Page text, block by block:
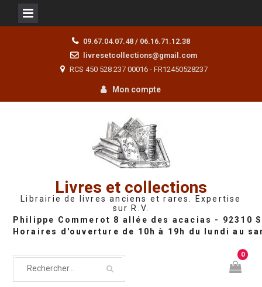
09.67.04.07.48 / 06.16.71.12.38
livresetcollections@gmail.com
RCS 450 528 237 00016 - FR12450528237
Mon compte
Livres et collections
Librairie de livres anciens et rares. Expertise
sur R.V.
0